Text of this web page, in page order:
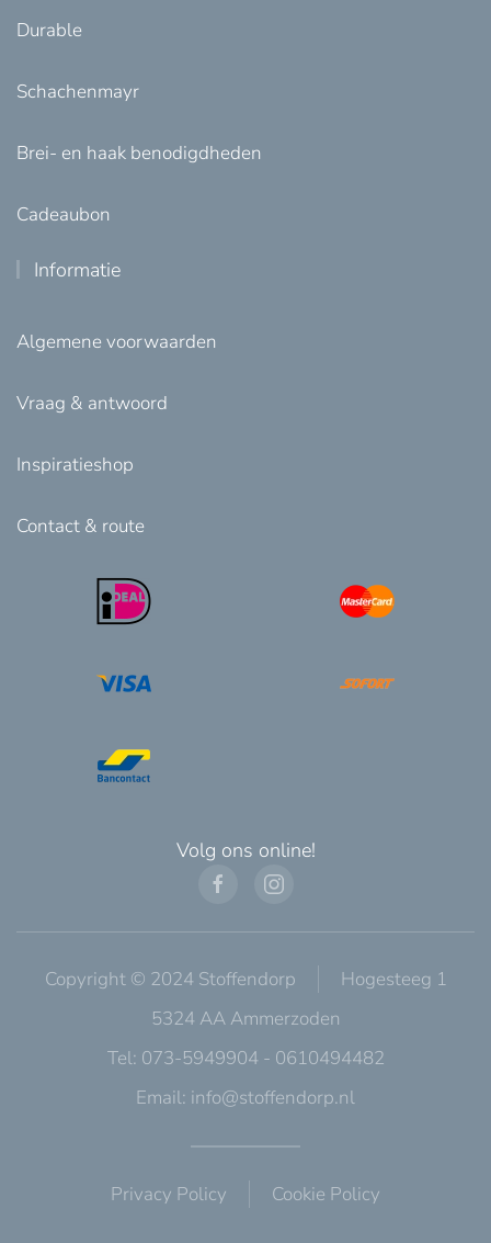
Durable
Schachenmayr
Brei- en haak benodigdheden
Cadeaubon
Informatie
Algemene voorwaarden
Vraag & antwoord
Inspiratieshop
Contact & route
Volg ons online!
Copyright © 2024 Stoffendorp
Hogesteeg 1
5324 AA Ammerzoden
Tel: 073-5949904 - 0610494482
Email: info@stoffendorp.nl
Privacy Policy Cookie Policy